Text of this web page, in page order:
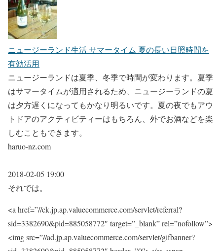
ニュージーランド生活 サマータイム 夏の長い日照時間を
有効活用
ニュージーランドは夏季、冬季で時間が変わります。夏季
はサマータイムが適用されるため、ニュージーランドの夏
は夕方遅くになってもかなり明るいです。夏の夜でもアウ
トドアのアクティビティーはもちろん、外でお酒などを楽
しむこともできます。
haruo-nz.com
2018-02-05 19:00
それでは。
<a href=”//ck.jp.ap.valuecommerce.com/servlet/referral?
sid=3382690&pid=885058772″ target=”_blank” rel=”nofollow”>
<img src=”//ad.jp.ap.valuecommerce.com/servlet/gifbanner?